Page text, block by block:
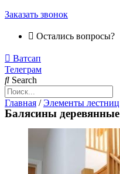
Заказать звонок
Остались вопросы?
Ватсап
Телеграм
Search
Главная /Элементы лестниц
Балясины деревянные